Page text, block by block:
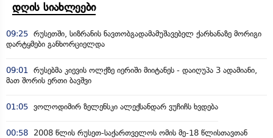
დღის სიახლეები
09:25 რუსეთში, სიზრანის ნავთობგადამამუშავებელ ქარხანაზე მორიგი
დარტყმები განხორციელდა
09:01 რუსებმა კიევის ოლქზე იერიში მიიტანეს - დაიღუპა 3 ადამიანი,
მათ შორის ერთი ბავშვი
01:05 ვოლოდიმირ ზელენსკი ალექსანდარ ვუჩიჩს ხვდება
00:58
2008 წლის რუსეთ-საქართველოს ომის მე-18 წლისთავთან